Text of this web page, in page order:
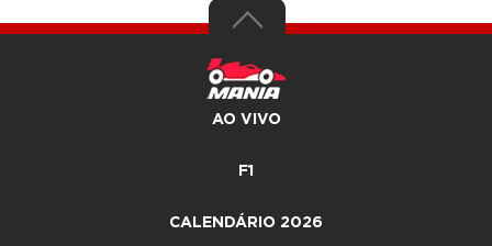
AO VIVO
F1
CALENDÁRIO 2026